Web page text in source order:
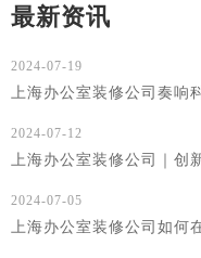
最新资讯
2024-07-19
上海办公室装修公司奏响
2024-07-12
上海办公室装修公司｜创
2024-07-05
上海办公室装修公司如何